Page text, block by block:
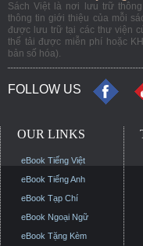
Sách Việt là nơi lưu trữ
thông tin giới thiệu của mỗi
được lưu trữ tại các thư viện
thể tải được miễn phí hoặc
bản số hóa).
FOLLOW US
OUR LINKS
eBook Tiếng Việt
eBook Tiếng Anh
eBook Tạp Chí
eBook Ngoại Ngữ
eBook Tặng Kèm